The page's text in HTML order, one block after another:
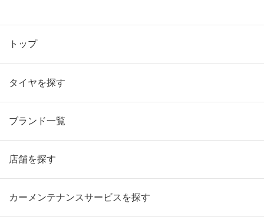
トップ
タイヤを探す
ブランド一覧
店舗を探す
カーメンテナンスサービスを探す